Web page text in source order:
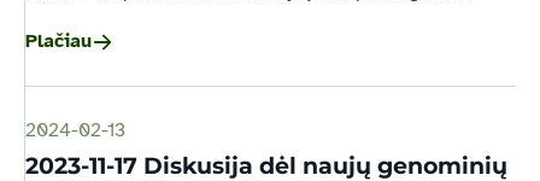
Plačiau
2024-02-13
2023-11-17 Diskusija dėl naujų genominių